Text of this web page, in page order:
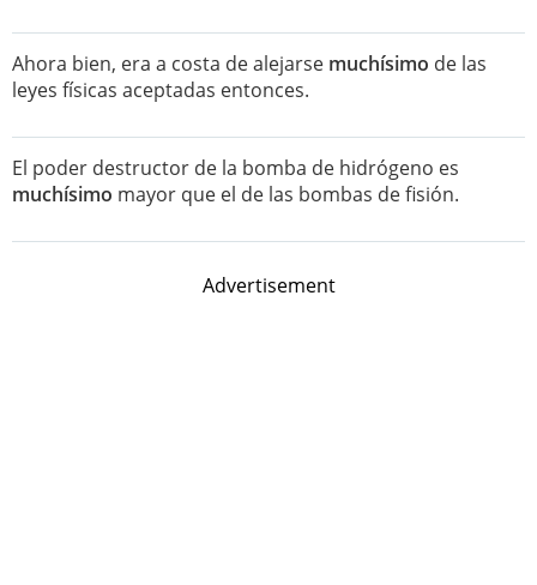
Ahora bien, era a costa de alejarse muchísimo de las
leyes físicas aceptadas entonces.
El poder destructor de la bomba de hidrógeno es
muchísimo mayor que el de las bombas de fisión.
Advertisement